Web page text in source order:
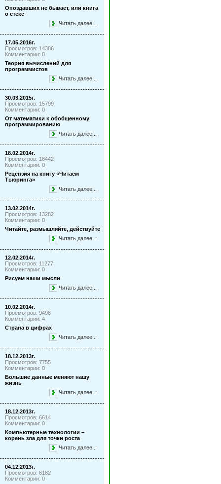
Опоздавших не бывает, или книга
о стеке
Читать далее...
17.05.2016г.
Просмотров: 14386
Комментарии: 0
Теория вычислений для
программистов
Читать далее...
30.03.2015г.
Просмотров: 15799
Комментарии: 0
От математики к обобщенному
программированию
Читать далее...
18.02.2014г.
Просмотров: 18442
Комментарии: 0
Рецензия на книгу «Читаем
Тьюринга»
Читать далее...
13.02.2014г.
Просмотров: 13282
Комментарии: 0
Читайте, размышляйте, действуйте
Читать далее...
12.02.2014г.
Просмотров: 11277
Комментарии: 0
Рисуем наши мысли
Читать далее...
10.02.2014г.
Просмотров: 9498
Комментарии: 4
Страна в цифрах
Читать далее...
18.12.2013г.
Просмотров: 7755
Комментарии: 0
Большие данные меняют нашу
жизнь
Читать далее...
18.12.2013г.
Просмотров: 6614
Комментарии: 0
Компьютерные технологии –
корень зла для точки роста
Читать далее...
04.12.2013г.
Просмотров: 6182
Комментарии: 0